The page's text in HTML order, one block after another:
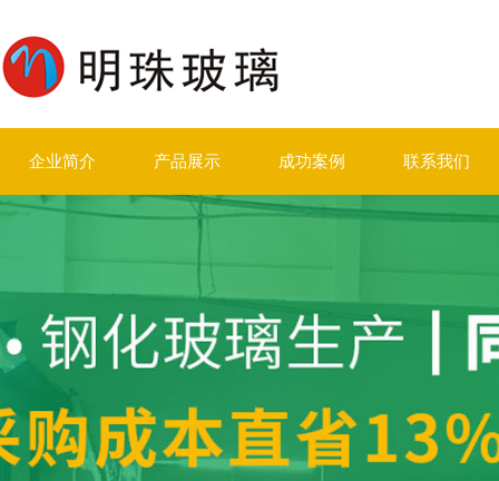
企业简介 产品展示 成功案例 联系我们